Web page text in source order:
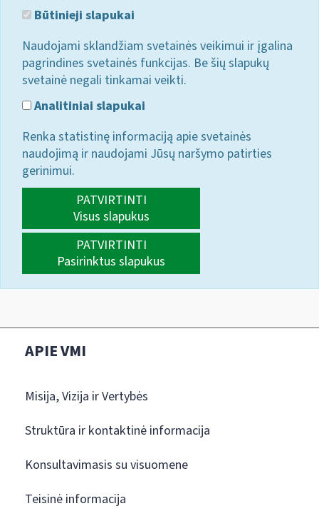
Būtinieji slapukai
Naudojami sklandžiam svetainės veikimui ir įgalina
pagrindines svetainės funkcijas. Be šių slapukų
svetainė negali tinkamai veikti.
Analitiniai slapukai
Renka statistinę informaciją apie svetainės
naudojimą ir naudojami Jūsų naršymo patirties
gerinimui.
PATVIRTINTI
Visus slapukus
PATVIRTINTI
Pasirinktus slapukus
APIE VMI
Misija, Vizija ir Vertybės
Struktūra ir kontaktinė informacija
Konsultavimasis su visuomene
Teisinė informacija